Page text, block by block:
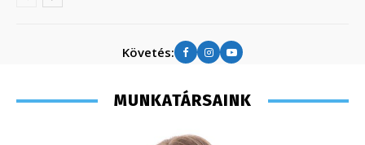
Követés:
MUNKATÁRSAINK